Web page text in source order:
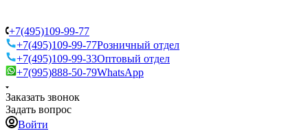
+7(495)109-99-77
+7(495)109-99-77Розничный отдел
+7(495)109-99-33Оптовый отдел
+7(995)888-50-79WhatsApp
Заказать звонок
Задать вопрос
Войти